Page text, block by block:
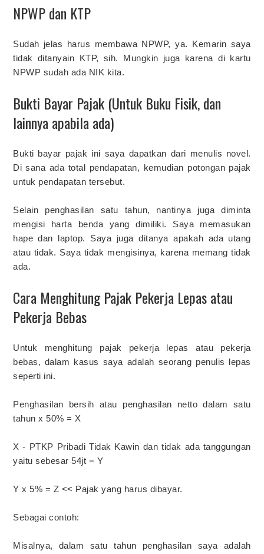
NPWP dan KTP
Sudah jelas harus membawa NPWP, ya. Kemarin saya
tidak ditanyain KTP, sih. Mungkin juga karena di kartu
NPWP sudah ada NIK kita.
Bukti Bayar Pajak (Untuk Buku Fisik, dan
lainnya apabila ada)
Bukti bayar pajak ini saya dapatkan dari menulis novel.
Di sana ada total pendapatan, kemudian potongan pajak
untuk pendapatan tersebut.
Selain penghasilan satu tahun, nantinya juga diminta
mengisi harta benda yang dimiliki. Saya memasukan
hape dan laptop. Saya juga ditanya apakah ada utang
atau tidak. Saya tidak mengisinya, karena memang tidak
ada.
Cara Menghitung Pajak Pekerja Lepas atau
Pekerja Bebas
Untuk menghitung pajak pekerja lepas atau pekerja
bebas, dalam kasus saya adalah seorang penulis lepas
seperti ini.
Penghasilan bersih atau penghasilan netto dalam satu
tahun x 50% = X
X - PTKP Pribadi Tidak Kawin dan tidak ada tanggungan
yaitu sebesar 54jt = Y
Y x 5% = Z << Pajak yang harus dibayar.
Sebagai contoh:
Misalnya, dalam satu tahun penghasilan saya adalah